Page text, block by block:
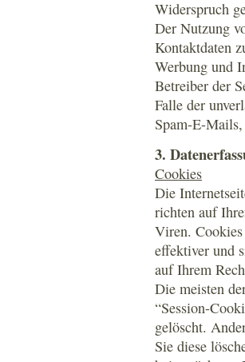
Widerspruch
Der Nutzung
Kontaktdaten
Werbung und
Betreiber der
Falle der
Spam-E-
3.
Cookies
Die
richten auf
Viren.
effektiver und
auf Ihrem
Die meisten
“Session-
gelöscht.
Sie diese